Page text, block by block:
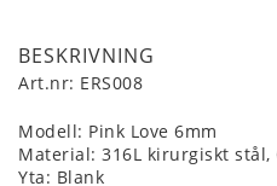
BESKRIVNING
Art.nr: ERS008
Modell: Pink Love 6mm
Material: 316L kirurgiskt stål,
Yta: Blank